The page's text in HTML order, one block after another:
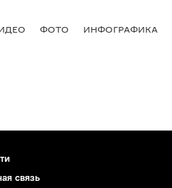
ФОТО ИНФОГРАФИКА
связь